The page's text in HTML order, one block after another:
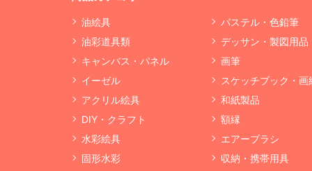
油絵具
油彩道具類
キャンバス・パネル
イーゼル
アクリル絵具
DIY・クラフト
水彩絵具
固形水彩
パステル・色鉛筆
デッサン・製図用品
画筆
スケッチブック・画
和紙製品
額縁
エアーブラシ
収納・携帯用具